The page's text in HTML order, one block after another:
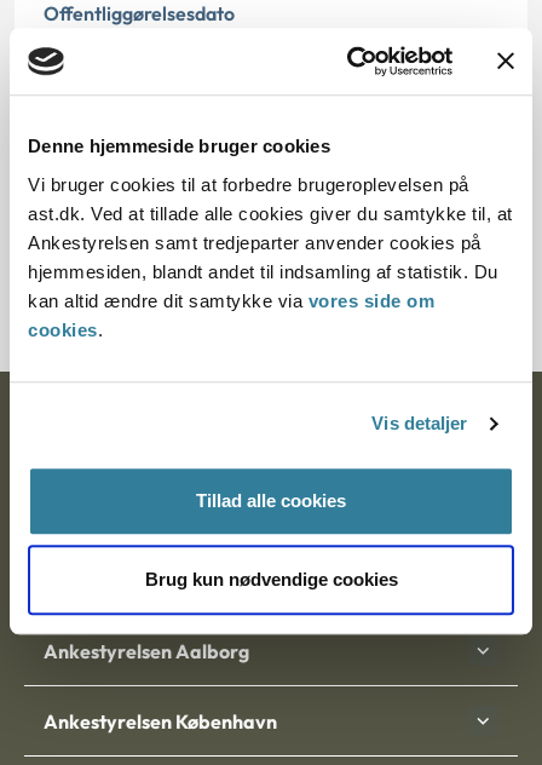
Denne hjemmeside bruger cookies
Vi bruger cookies til at forbedre brugeroplevelsen på
ast.dk. Ved at tillade alle cookies giver du samtykke til, at
Ankestyrelsen samt tredjeparter anvender cookies på
hjemmesiden, blandt andet til indsamling af statistik. Du
kan altid ændre dit samtykke via vores side om
cookies.
Vis detaljer
Tillad alle cookies
Brug kun nødvendige cookies
Offentliggørelsesdato
11.07.2013
§ 3
Journalnummer
6700024-04
Postadresse:
Nytorv 7, 2. sal
9000 Aalborg
Ankestyrelsen Aalborg
Ankestyrelsen København